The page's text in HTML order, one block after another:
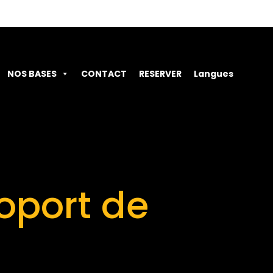
NOS BASES CONTACT RESERVER Langues
de